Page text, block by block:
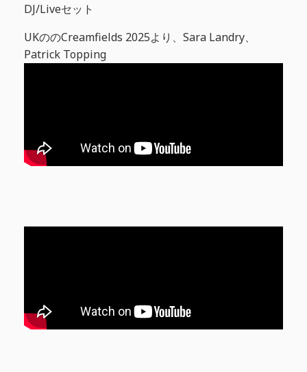
DJ/Liveセット
UKののCreamfields 2025より、Sara Landry、
Patrick Topping